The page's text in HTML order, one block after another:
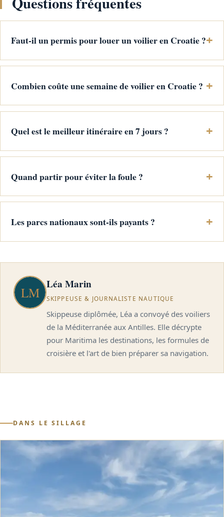
Faut-il un permis pour louer un voilier en Croatie ?
Combien coûte une semaine de voilier en Croatie ?
Quel est le meilleur itinéraire en 7 jours ?
Quand partir pour éviter la foule ?
Les parcs nationaux sont-ils payants ?
Léa Marin
SKIPPEUSE & JOURNALISTE NAUTIQUE
Skippeuse diplômée, Léa a convoyé des voiliers
de la Méditerranée aux Antilles. Elle décrypte
pour Maritima les destinations, les formules de
croisière et l'art de bien préparer sa navigation.
DANS LE SILLAGE